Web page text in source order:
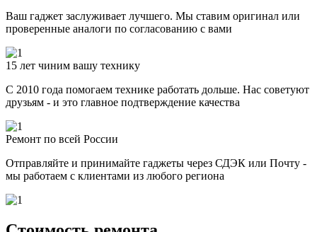
Ваш гаджет заслуживает лучшего. Мы ставим оригинал или
проверенные аналоги по согласованию с вами
15 лет чиним вашу технику
С 2010 года помогаем технике работать дольше. Нас советуют
друзьям - и это главное подтверждение качества
Ремонт по всей России
Отправляйте и принимайте гаджеты через СДЭК или Почту -
мы работаем с клиентами из любого региона